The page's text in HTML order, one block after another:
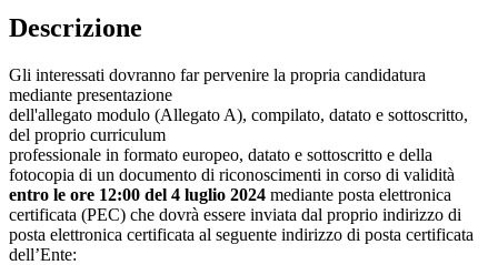
Descrizione
Gli interessati dovranno far pervenire la propria candidatura
mediante presentazione
dell'allegato modulo (Allegato A), compilato, datato e sottoscritto,
del proprio curriculum
professionale in formato europeo, datato e sottoscritto e della
fotocopia di un documento di riconoscimenti in corso di validità
entro le ore 12:00 del 4 luglio 2024 mediante posta elettronica
certificata (PEC) che dovrà essere inviata dal proprio indirizzo di
posta elettronica certificata al seguente indirizzo di posta certificata
dell’Ente: